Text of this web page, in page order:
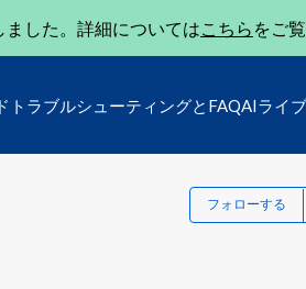
ました。詳細についてはこちら をご
トラブルシューティングとFAQAIライ
フォローする